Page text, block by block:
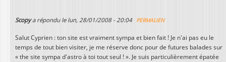
Scopya répondu le lun, 28/01/2008 - 20:04 PERMALIEN
Salut Cyprien : ton site est vraiment sympa et bien fait ! Je n'ai pas eu le
temps de tout bien visiter, je me réserve donc pour de futures balades sur
« the site sympa d'astro à toi tout seul ! ». Je suis particulièrement épatée